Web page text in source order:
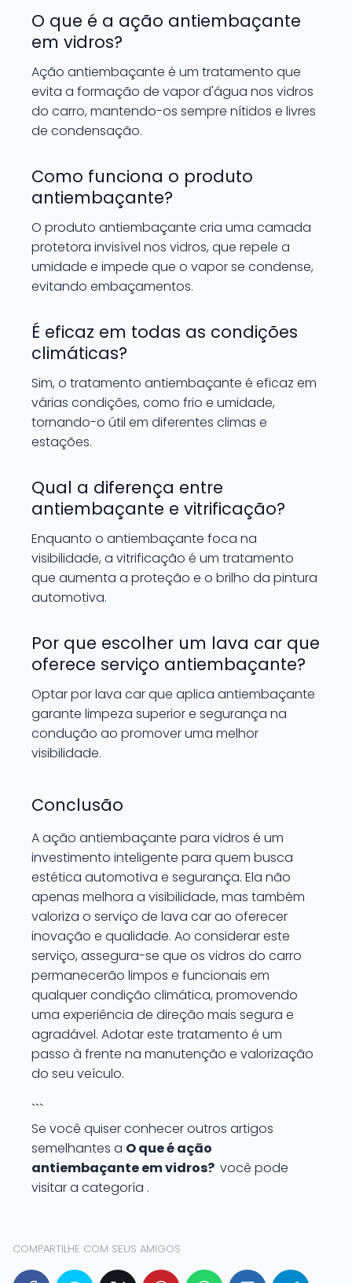
O que é a ação antiembaçante
em vidros?
Ação antiembaçante é um tratamento que
evita a formação de vapor d'água nos vidros
do carro, mantendo-os sempre nítidos e livres
de condensação.
Como funciona o produto
antiembaçante?
O produto antiembaçante cria uma camada
protetora invisível nos vidros, que repele a
umidade e impede que o vapor se condense,
evitando embaçamentos.
É eficaz em todas as condições
climáticas?
Sim, o tratamento antiembaçante é eficaz em
várias condições, como frio e umidade,
tornando-o útil em diferentes climas e
estações.
Qual a diferença entre
antiembaçante e vitrificação?
Enquanto o antiembaçante foca na
visibilidade, a vitrificação é um tratamento
que aumenta a proteção e o brilho da pintura
automotiva.
Por que escolher um lava car que
oferece serviço antiembaçante?
Optar por lava car que aplica antiembaçante
garante limpeza superior e segurança na
condução ao promover uma melhor
visibilidade.
Conclusão
A ação antiembaçante para vidros é um
investimento inteligente para quem busca
estética automotiva e segurança. Ela não
apenas melhora a visibilidade, mas também
valoriza o serviço de lava car ao oferecer
inovação e qualidade. Ao considerar este
serviço, assegura-se que os vidros do carro
permanecerão limpos e funcionais em
qualquer condição climática, promovendo
uma experiência de direção mais segura e
agradável. Adotar este tratamento é um
passo à frente na manutenção e valorização
do seu veículo.
```
Se você quiser conhecer outros artigos
semelhantes a O que é ação
antiembaçante em vidros? você pode
visitar a categoría .
COMPARTILHE COM SEUS AMIGOS